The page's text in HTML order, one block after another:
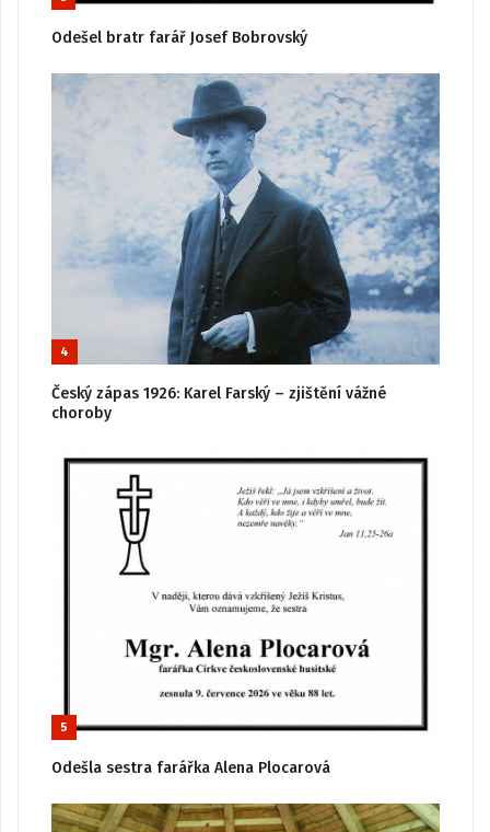
Odešel bratr farář Josef Bobrovský
4
Český zápas 1926: Karel Farský – zjištění vážné
choroby
5
Odešla sestra farářka Alena Plocarová